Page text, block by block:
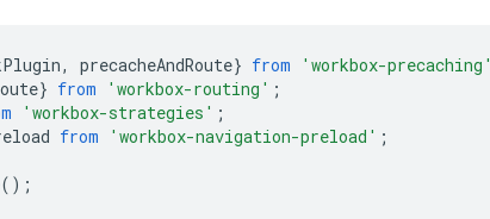
, precacheAndRoute} from 'workbox-precaching'
} from 'workbox-routing' ;
'workbox-strategies' ;
from 'workbox-navigation-preload' ;
();